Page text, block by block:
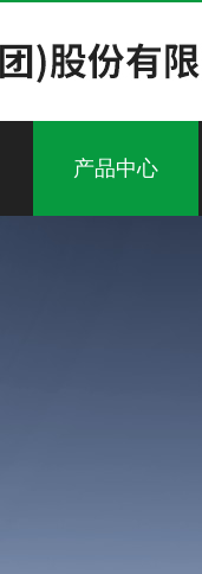
产品中心